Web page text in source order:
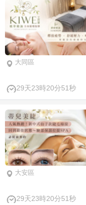
大同區
29天23時20分50秒
大安區
29天23時20分50秒